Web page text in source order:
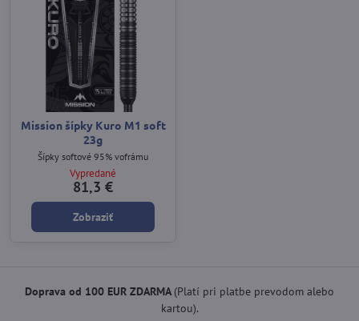
Mission šípky Kuro M1 soft
23g
Šípky softové 95% vofrámu
Vypredané
81,3 €
Zobraziť
Doprava od 100 EUR ZDARMA(Platí pri platbe prevodom alebo
kartou).